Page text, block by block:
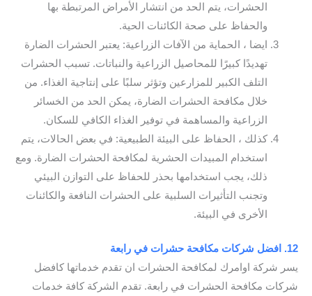
الحشرات، يتم الحد من انتشار الأمراض المرتبطة بها
والحفاظ على صحة الكائنات الحية.
ايضا ، الحماية من الآفات الزراعية: يعتبر الحشرات الضارة
تهديدًا كبيرًا للمحاصيل الزراعية والنباتات. تسبب الحشرات
التلف الكبير للمزارعين وتؤثر سلبًا على إنتاجية الغذاء. من
خلال مكافحة الحشرات الضارة، يمكن الحد من الخسائر
الزراعية والمساهمة في توفير الغذاء الكافي للسكان.
كذلك ، الحفاظ على البيئة الطبيعية: في بعض الحالات، يتم
استخدام المبيدات الحشرية لمكافحة الحشرات الضارة. ومع
ذلك، يجب استخدامها بحذر للحفاظ على التوازن البيئي
وتجنب التأثيرات السلبية على الحشرات النافعة والكائنات
الأخرى في البيئة.
12. افضل شركات مكافحة حشرات في رابعة
يسر شركة اوامرك لمكافحة الحشرات ان تقدم خدماتها كافضل
شركات مكافحة الحشرات في رابعة. تقدم الشركة كافة خدمات